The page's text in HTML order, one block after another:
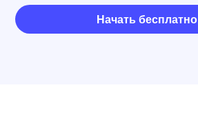
Начать бесплатно